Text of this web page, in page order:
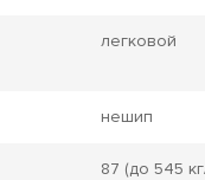
легковой
нешип
87 (до 545